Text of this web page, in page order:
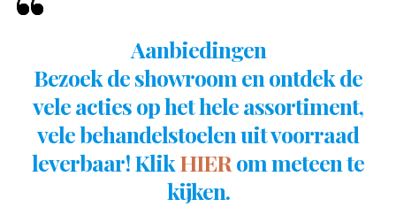
Aanbiedingen
Bezoek de showroom en ontdek de
vele acties op het hele assortiment,
vele behandelstoelen uit voorraad
leverbaar! KlikHIER om meteen te
kijken.